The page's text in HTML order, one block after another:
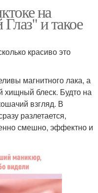
на
и такое
красиво это
магнитного лака, а
хищный блеск. Будто на
взгляд. В
разлетается,
смешно, эффектно и